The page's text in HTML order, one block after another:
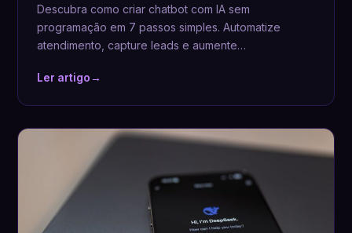
Descubra como criar chatbot com IA sem
programação em 7 passos simples. Automatize
atendimento, capture leads e aumente…
Ler artigo→